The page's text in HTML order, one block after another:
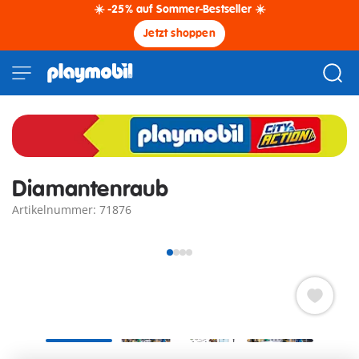
☀️ -25% auf Sommer-Bestseller ☀️
Jetzt shoppen
Diamantenraub
Artikelnummer: 71876